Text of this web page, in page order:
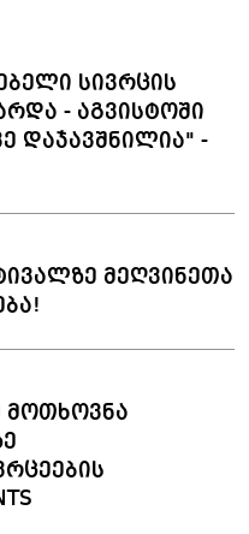
სივრცის
- აგვისტოში
დაჯავშნილია" -
მეღვინეთა
მოთხოვნა